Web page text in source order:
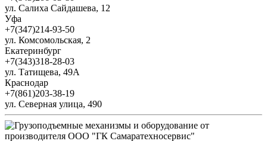
ул. Салиха Сайдашева, 12
Уфа
+7(347)214-93-50
ул. Комсомольская, 2
Екатеринбург
+7(343)318-28-03
ул. Татищева, 49А
Краснодар
+7(861)203-38-19
ул. Северная улица, 490